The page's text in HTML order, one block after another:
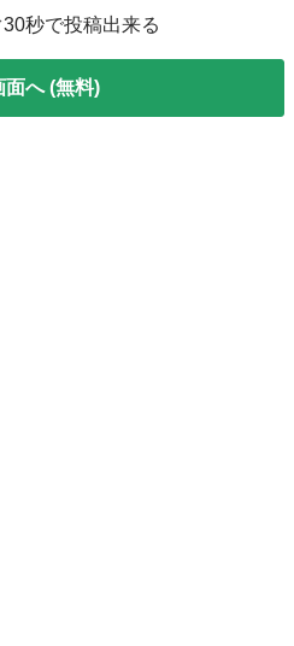
秒で投稿出来る
面へ (無料)